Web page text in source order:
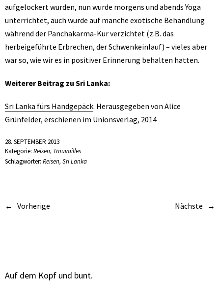
aufgelockert wurden, nun wurde morgens und abends Yoga
unterrichtet, auch wurde auf manche exotische Behandlung
während der Panchakarma-Kur verzichtet (z.B. das
herbeigeführte Erbrechen, der Schwenkeinlauf) – vieles aber
war so, wie wir es in positiver Erinnerung behalten hatten.
Weiterer Beitrag zu Sri Lanka:
Sri Lanka fürs Handgepäck. Herausgegeben von Alice
Grünfelder, erschienen im Unionsverlag, 2014
28. SEPTEMBER 2013
Kategorie: Reisen, Trouvailles
Schlagwörter: Reisen, Sri Lanka
Vorherige Nächste
Auf dem Kopf und bunt.